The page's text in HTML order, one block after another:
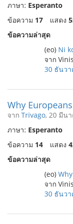
ภาษา: Esperanto
ข้อความ 17 แสดง
ข้อความล่าสุด
(eo) Ni
จาก
30 ธันว
Why
จาก Trivago, 20 มีน
ภาษา: Esperanto
ข้อความ 14 แสดง
ข้อความล่าสุด
(eo)
จาก
30 ธันว